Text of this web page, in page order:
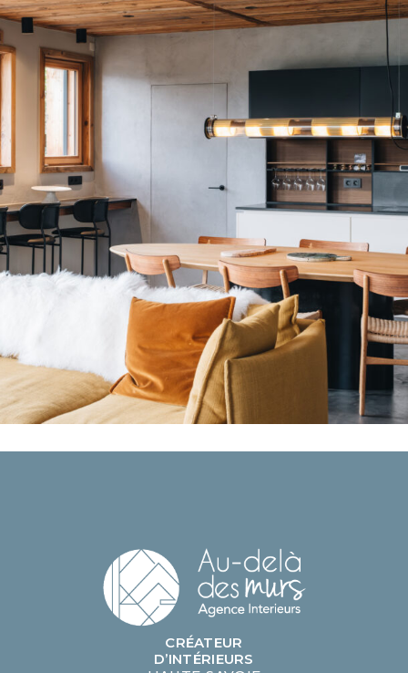
Neuf
Cordy
CRÉATEUR
D’INTÉRIEURS